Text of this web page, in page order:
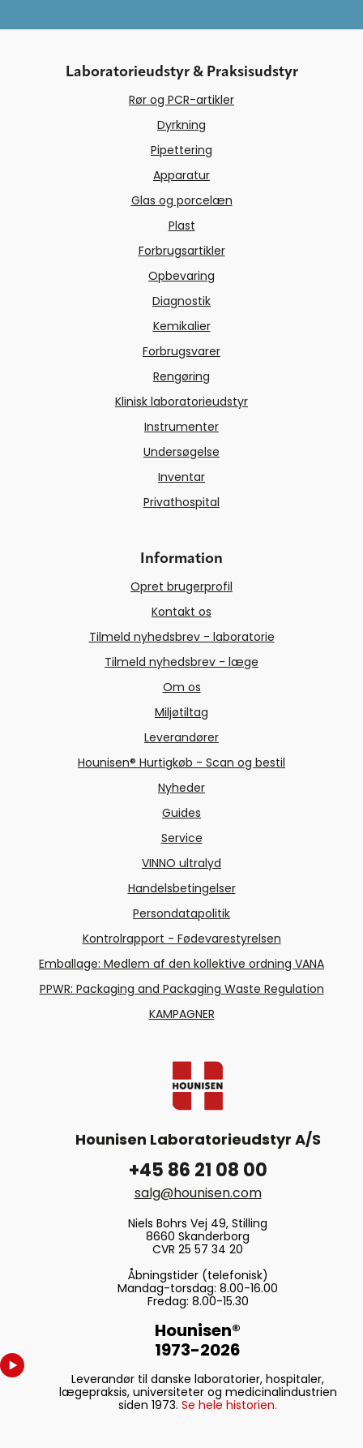
Laboratorieudstyr & Praksisudstyr
Rør og PCR-artikler
Dyrkning
Pipettering
Apparatur
Glas og porcelæn
Plast
Forbrugsartikler
Opbevaring
Diagnostik
Kemikalier
Forbrugsvarer
Rengøring
Klinisk laboratorieudstyr
Instrumenter
Undersøgelse
Inventar
Privathospital
Information
Opret brugerprofil
Kontakt os
Tilmeld nyhedsbrev - laboratorie
Tilmeld nyhedsbrev - læge
Om os
Miljøtiltag
Leverandører
Hounisen® Hurtigkøb - Scan og bestil
Nyheder
Guides
Service
VINNO ultralyd
Handelsbetingelser
Persondatapolitik
Kontrolrapport - Fødevarestyrelsen
Emballage: Medlem af den kollektive ordning VANA
PPWR: Packaging and Packaging Waste Regulation
KAMPAGNER
Hounisen Laboratorieudstyr A/S
+45 86 21 08 00
salg@hounisen.com
Niels Bohrs Vej 49, Stilling
8660 Skanderborg
CVR 25 57 34 20
Åbningstider (telefonisk)
Mandag-torsdag: 8.00-16.00
Fredag: 8.00-15.30
Hounisen®
1973-2026
Leverandør til danske laboratorier, hospitaler,
lægepraksis, universiteter og medicinalindustrien
siden 1973. Se hele historien.